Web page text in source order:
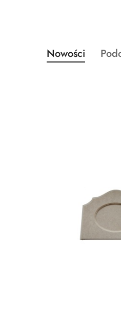
Pomiń karuzelę
Produkty
o
Nowości